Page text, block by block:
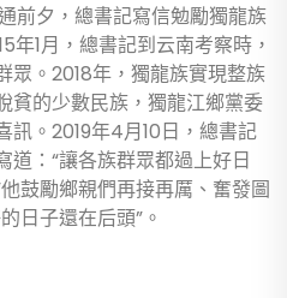
前夕，總書記寫信勉勵獨龍族
年1月，總書記到云南考察時，
眾。2018年，獨龍族實現整族
貧的少數民族，獨龍江鄉黨委
訊。2019年4月10日，總書記
道：“讓各族群眾都過上好日
鼓勵鄉親們再接再厲、奮發圖
日子還在后頭”。